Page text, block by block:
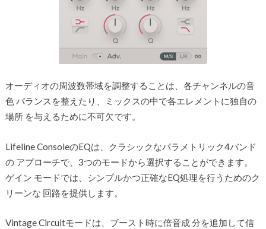
オーディオの周波数帯域を調整することは、各チャンネルの音
色 バランスを整えたり、ミックスの中で各エレメントに独自の
場所 を与えるために不可欠です。
Lifeline ConsoleのEQは、クラシックなパラメトリック4バンド
の アプローチで、3つのモードから選択することができます。
ゲイン モードでは、シンプルかつ正確なEQ処理を行うためのク
リーンな 回路を提供します。
Vintage Circuitモードは、ブースト時に倍音成 分を追加して信